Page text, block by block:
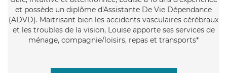
et possède un diplôme d'Assistante De Vie Dépendance
(ADVD). Maitrisant bien les accidents vasculaires cérébraux
et les troubles de la vision, Louise apporte ses services de
ménage, compagnie/loisirs, repas et transports*